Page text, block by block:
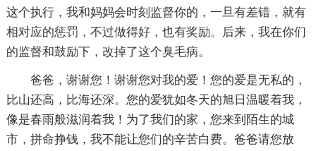
这个执行，我和妈妈会时刻监督你的，一旦有差错，就有
相对应的惩罚，不过做得好，也有奖励。后来，我在你们
的监督和鼓励下，改掉了这个臭毛病。
爸爸，谢谢您！谢谢您对我的爱！您的爱是无私的，
比山还高，比海还深。您的爱犹如冬天的旭日温暖着我，
像是春雨般滋润着我！为了我们的家，您来到陌生的城
市，拼命挣钱，我不能让您们的辛苦白费。爸爸请您放